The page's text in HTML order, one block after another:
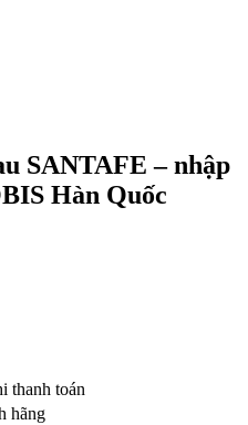
SANTAFE – nhập
Hàn Quốc
thanh toán
hãng